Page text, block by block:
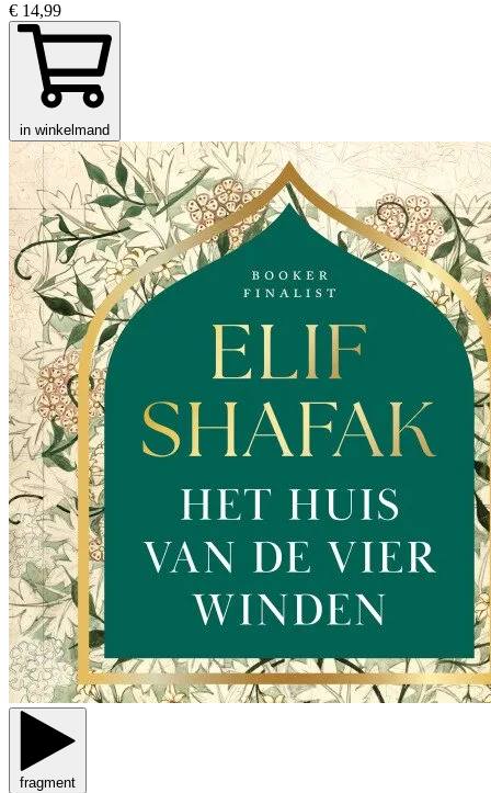
€ 14,99
in winkelmand
fragment